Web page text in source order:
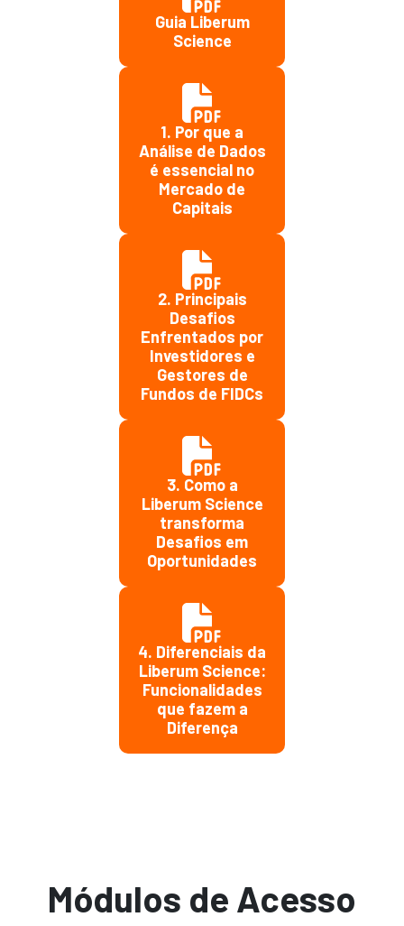
Guia Liberum
Science
1. Por que a
Análise de Dados
é essencial no
Mercado de
Capitais
2. Principais
Desafios
Enfrentados por
Investidores e
Gestores de
Fundos de FIDCs
3. Como a
Liberum Science
transforma
Desafios em
Oportunidades
4. Diferenciais da
Liberum Science:
Funcionalidades
que fazem a
Diferença
Módulos de Acesso